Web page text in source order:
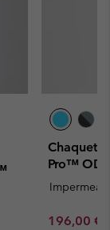
Chaqueta
Pro™
Sale price:
196,00 €